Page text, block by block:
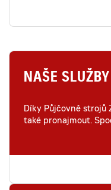
NAŠE SLUŽBY
Díky Půjčovně strojů
také pronajmout.